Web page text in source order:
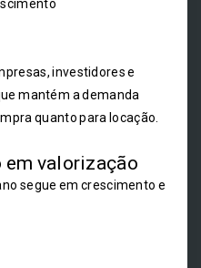
investidores e
mantém a demanda
quanto para locação.
valorização
segue em crescimento e